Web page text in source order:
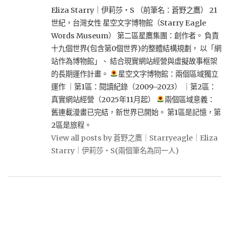
Eliza Starry｜伊莉莎・S （前筆名：蒼野之鷹） 21
世紀，台灣女性 星空文字博物館（Starry Eagle
Words Museum） 第二區星鷹集團：創作者。 負責
十九個世界(包含第0個世界)的整體結構規劃， 以「網
站作為博物館」、 結合現實網站經營與虛擬故事框架
的長期運作計畫。
星空文字博物館：兩個區域獨立
運作 ｜第1區：閱讀紀錄（2009–2023） ｜第2區：
真實網站經營（2025年11月起）
兩個區域意義：
舊連載漫畫已完結，新世界已開始。 第1區是記憶，第
2區是旅程。
View all posts by 蒼野之鷹｜Starryeagle｜Eliza
Starry｜伊莉莎・S(兩個筆名為同一人)